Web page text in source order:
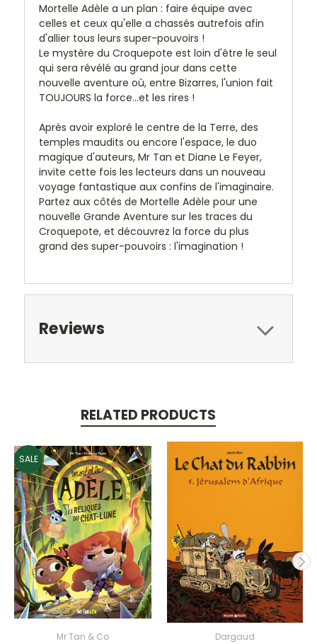
Mortelle Adèle a un plan : faire équipe avec
celles et ceux qu'elle a chassés autrefois afin
d'allier tous leurs super-pouvoirs !
Le mystère du Croquepote est loin d'être le seul
qui sera révélé au grand jour dans cette
nouvelle aventure où, entre Bizarres, l'union fait
TOUJOURS la force...et les rires !
Après avoir exploré le centre de la Terre, des
temples maudits ou encore l'espace, le duo
magique d'auteurs, Mr Tan et Diane Le Feyer,
invite cette fois les lecteurs dans un nouveau
voyage fantastique aux confins de l'imaginaire.
Partez aux côtés de Mortelle Adèle pour une
nouvelle Grande Aventure sur les traces du
Croquepote, et découvrez la force du plus
grand des super-pouvoirs : l'imagination !
Reviews
RELATED PRODUCTS
SALE
Mr Tan & Co Dargaud